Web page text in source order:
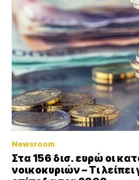
Newsroom
Στα 156 δισ. ευρώ οι
νοικοκυριών – Τι